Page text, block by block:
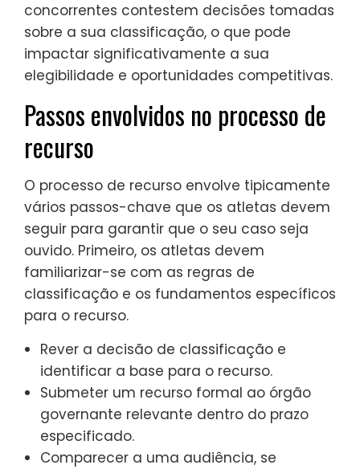
concorrentes contestem decisões tomadas
sobre a sua classificação, o que pode
impactar significativamente a sua
elegibilidade e oportunidades competitivas.
Passos envolvidos no processo de
recurso
O processo de recurso envolve tipicamente
vários passos-chave que os atletas devem
seguir para garantir que o seu caso seja
ouvido. Primeiro, os atletas devem
familiarizar-se com as regras de
classificação e os fundamentos específicos
para o recurso.
Rever a decisão de classificação e
identificar a base para o recurso.
Submeter um recurso formal ao órgão
governante relevante dentro do prazo
especificado.
Comparecer a uma audiência, se